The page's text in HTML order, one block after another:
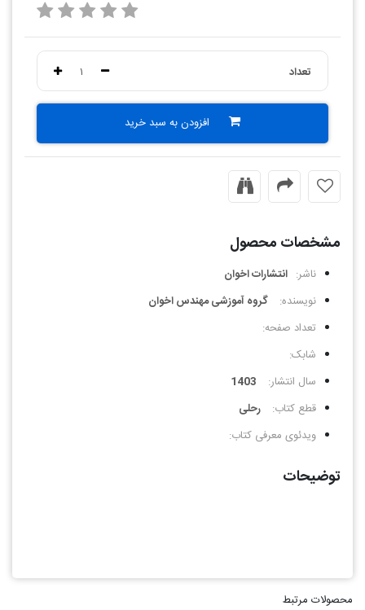
تعداد ۱
افزودن به سبد خرید
مشخصات محصول
ناشر: انتشارات اخوان
نویسنده:
گروه آموزشی مهندس اخوان
تعداد صفحه:
شابک:
سال انتشار:
1403
قطع کتاب:
رحلی
ویدئوی معرفی کتاب:
توضیحات
محصولات مرتبط